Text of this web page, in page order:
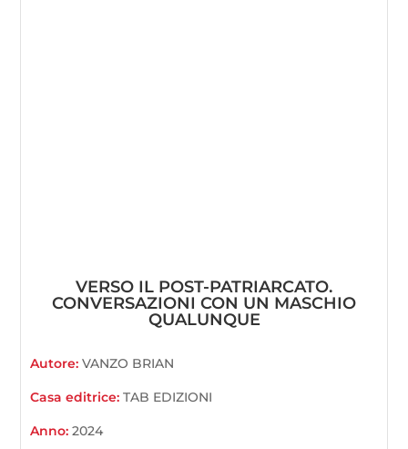
VERSO IL POST-PATRIARCATO.
CONVERSAZIONI CON UN MASCHIO
QUALUNQUE
Autore:VANZO BRIAN
Casa editrice:TAB EDIZIONI
Anno:2024